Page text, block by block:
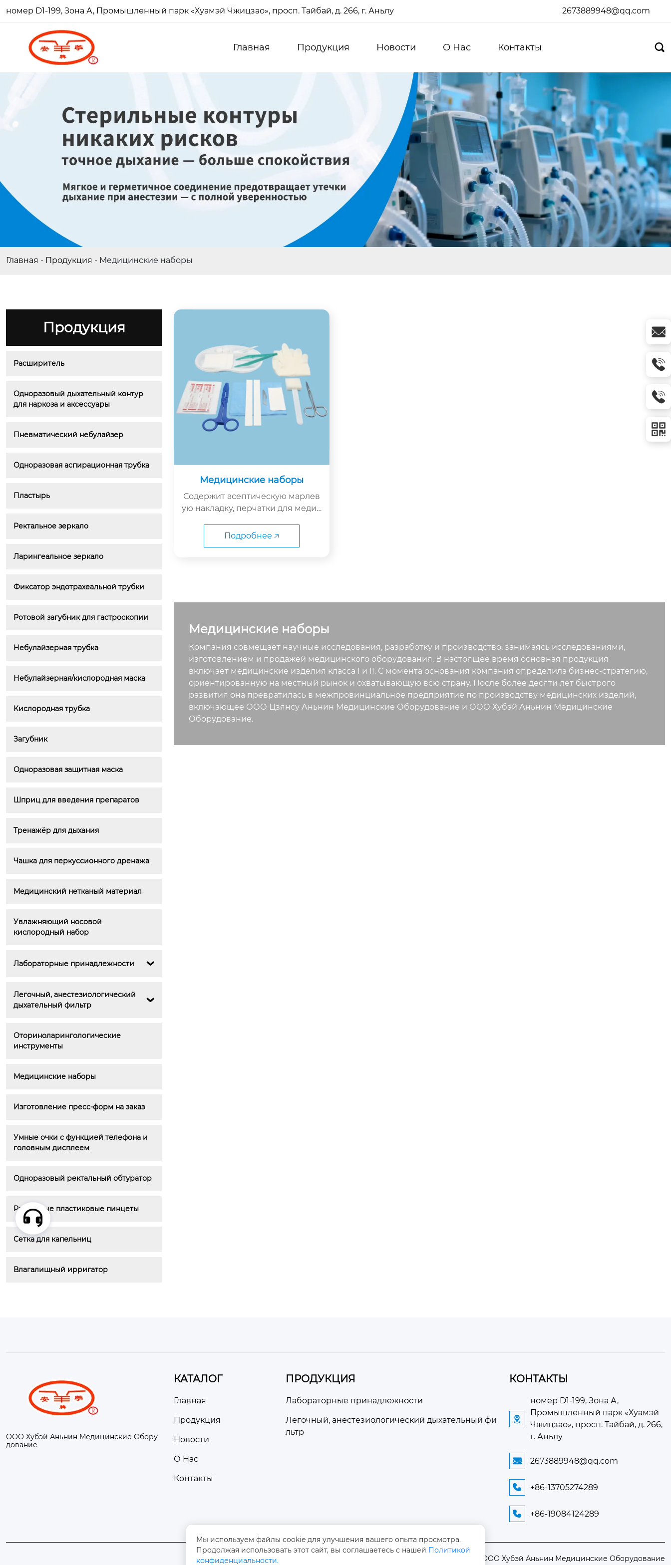
номер D1-199, Зона А, Промышленный парк «Хуамэй Чжицзао», просп. Тайбай, д. 266, г. Аньлу 2673889948@qq.com
Главная Продукция Новости О Hас Контакты 
Главная - Продукция - Медицинские наборы
Продукция
Расширитель
Одноразовый дыхательный контур
для наркоза и аксессуары
Пневматический небулайзер
Одноразовая аспирационная трубка
Пластырь
Ректальное зеркало
Ларингеальное зеркало
Фиксатор эндотрахеальной трубки
Ротовой загубник для гастроскопии
Небулайзерная трубка
Небулайзерная/кислородная маска
Кислородная трубка
Загубник
Одноразовая защитная маска
Шприц для введения препаратов
Тренажёр для дыхания
Чашка для перкуссионного дренажа
Медицинский нетканый материал
Увлажняющий носовой
кислородный набор
Лабораторные принадлежности 
Легочный, анестезиологический
дыхательный фильтр

Оториноларингологические
инструменты
Медицинские наборы
Изготовление пресс-форм на заказ
Умные очки с функцией телефона и
головным дисплеем
Одноразовый ректальный обтуратор
Различные пластиковые пинцеты
Сетка для капельниц
Влагалищный ирригатор
Медицинские наборы
Содержит асептическую марлев
ую накладку, перчатки для медиц
овязками, сжатыми хлопковыми
Подробнее 🡥
Медицинские наборы
Компания совмещает научные исследования, разработку и производство, занимаясь исследованиями,
изготовлением и продажей медицинского оборудования. В настоящее время основная продукция
включает медицинские изделия класса I и II. С момента основания компания определила бизнес-стратегию,
ориентированную на местный рынок и охватывающую всю страну. После более десяти лет быстрого
развития она превратилась в межпровинциальное предприятие по производству медицинских изделий,
включающее ООО Цзянсу Аньнин Медицинские Оборудование и ООО Хубэй Аньнин Медицинские
Оборудование.
ООО Хубэй Аньнин Медицинские Обору
дование
КАТАЛОГ
Главная
Продукция
Новости
О Hас
Контакты
ПРОДУКЦИЯ
Лабораторные принадлежности
Легочный, анестезиологический дыхательный фи
льтр
КОНТАКТЫ

номер D1-199, Зона А,
Промышленный парк «Хуамэй
Чжицзао», просп. Тайбай, д. 266,
г. Аньлу
 2673889948@qq.com
 +86-13705274289
 +86-19084124289
Авторское право ©ООО Хубэй Аньнин Медицинские Оборудование
Мы используем файлы cookie для улучшения вашего опыта просмотра.
Продолжая использовать этот сайт, вы соглашаетесь с нашей Политикой
конфиденциальности.